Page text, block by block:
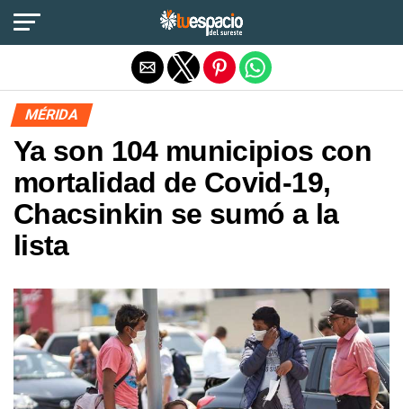
MÉRIDA
Ya son 104 municipios con
mortalidad de Covid-19,
Chacsinkin se sumó a la
lista
Salir de la versión móvil